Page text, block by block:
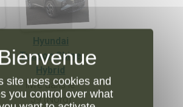
Hyundai
Tucson Shine
Hybrid
livré dans le
59 (Nord)
site uses cookies and
you control over what